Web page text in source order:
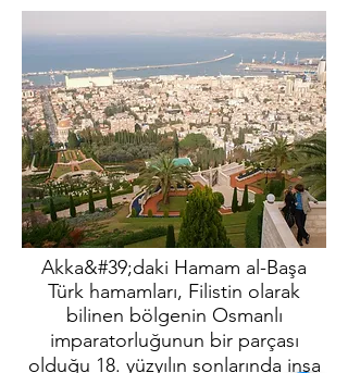
Akka&#39;daki Hamam al-Başa
Türk hamamları, Filistin olarak
bilinen bölgenin Osmanlı
imparatorluğunun bir parçası
olduğu 18. yüzyılın sonlarında inşa